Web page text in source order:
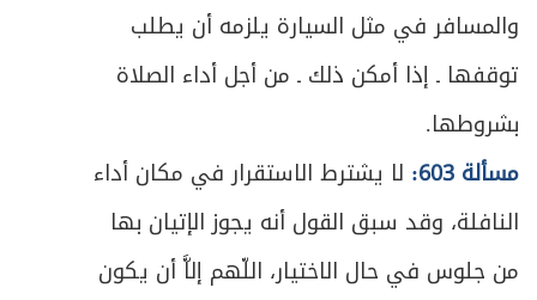
والمسافر في مثل السيارة يلزمه أن يطلب
توقفها ـ إذا أمكن ذلك ـ من أجل أداء الصلاة
بشروطها.
مسألة 603:
لا يشترط الاستقرار في مكان أداء
النافلة، وقد سبق القول أنه يجوز الإتيان بها
من جلوس في حال الاختيار، اللّهم إلاَّ أن يكون